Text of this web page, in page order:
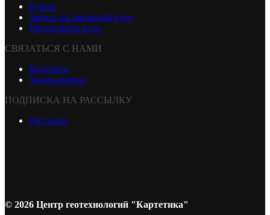
Курсы
Запись на закрытый курс
Предложить курс
СВЯЗАТЬСЯ С НАМИ
Контакты
Задать вопрос
ПОДПИСКА НА РАССЫЛКУ
Рассылка
© 2026 Центр геотехнологий "Картетика"